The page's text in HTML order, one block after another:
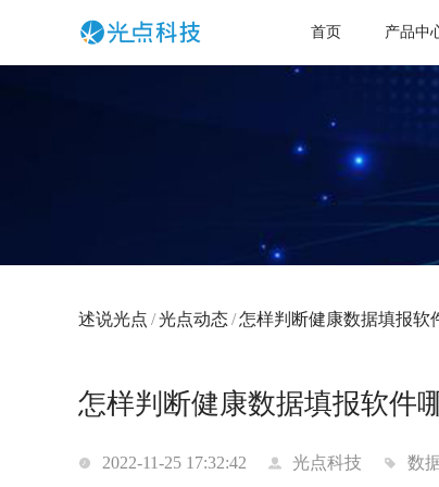
首页 产品中
述说光点 /光点动态/怎样判断健康数据填报软
怎样判断健康数据填报软件
2022-11-25 17:32:42 光点科技 数